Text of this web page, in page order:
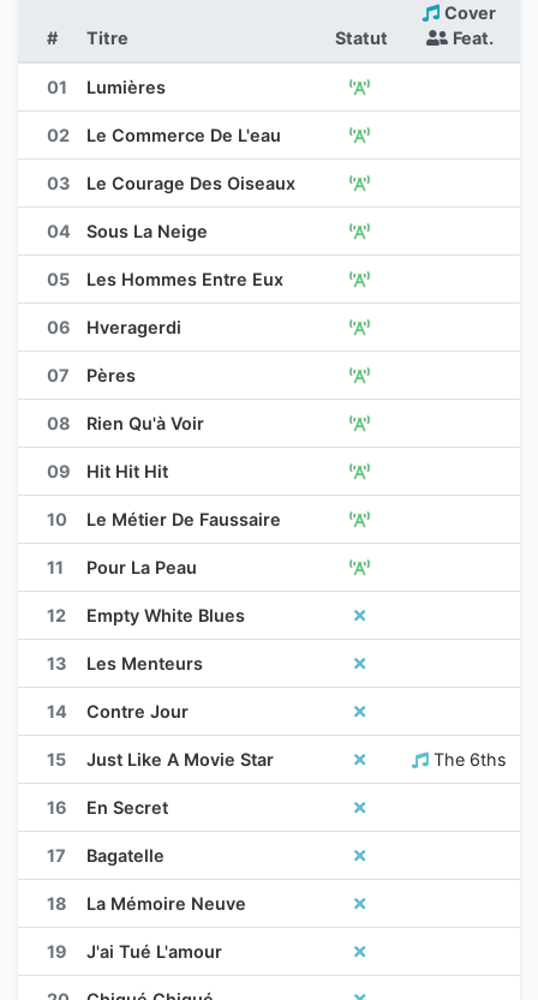
# Titre Statut
Cover
Feat.
01 Lumières
02 Le Commerce De L'eau
03 Le Courage Des Oiseaux
04 Sous La Neige
05 Les Hommes Entre Eux
06 Hveragerdi
07 Pères
08 Rien Qu'à Voir
09 Hit Hit Hit
10 Le Métier De Faussaire
11 Pour La Peau
12 Empty White Blues
13 Les Menteurs
14 Contre Jour
15 Just Like A Movie Star The 6ths
16 En Secret
17 Bagatelle
18 La Mémoire Neuve
19 J'ai Tué L'amour